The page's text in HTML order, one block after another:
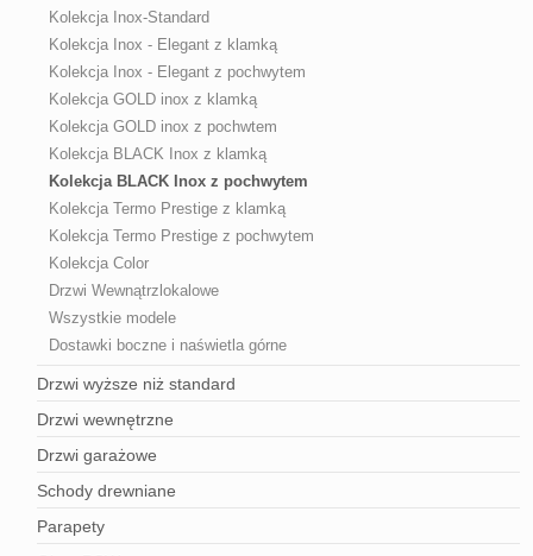
Kolekcja Inox-Standard
Kolekcja Inox - Elegant z klamką
Kolekcja Inox - Elegant z pochwytem
Kolekcja GOLD inox z klamką
Kolekcja GOLD inox z pochwtem
Kolekcja BLACK Inox z klamką
Kolekcja BLACK Inox z pochwytem
Kolekcja Termo Prestige z klamką
Kolekcja Termo Prestige z pochwytem
Kolekcja Color
Drzwi Wewnątrzlokalowe
Wszystkie modele
Dostawki boczne i naświetla górne
Drzwi wyższe niż standard
Drzwi wewnętrzne
Drzwi garażowe
Schody drewniane
Parapety